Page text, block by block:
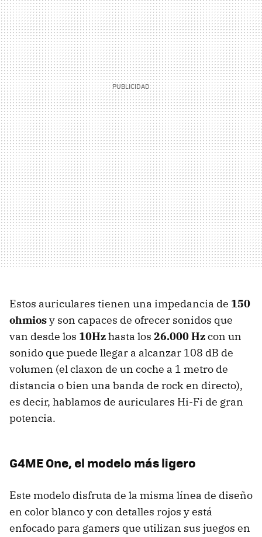
Estos auriculares tienen una impedancia de 150
ohmiosy son capaces de ofrecer sonidos que
van desde los 10Hzhasta los 26.000 Hzcon un
sonido que puede llegar a alcanzar 108 dB de
volumen (el claxon de un coche a 1 metro de
distancia o bien una banda de rock en directo),
es decir, hablamos de auriculares Hi-Fi de gran
potencia.
G4ME One, el modelo más ligero
Este modelo disfruta de la misma línea de diseño
en color blanco y con detalles rojos y está
enfocado para gamers que utilizan sus juegos en